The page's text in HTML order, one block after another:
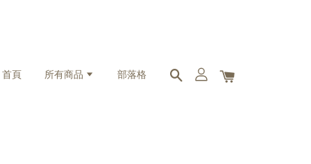
首頁 所有商品 部落格